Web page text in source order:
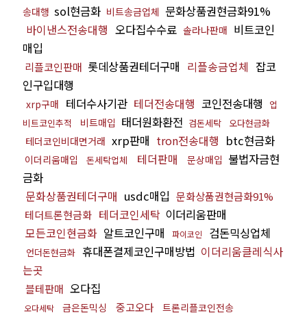
송대행 sol현금화 비트송금업체 문화상품권현금화91%
바이낸스전송대행 오다집수수료 솔라나판매 비트코인
매입
리플코인판매 롯데상품권테더구매 리플송금업체 잡코
인구입대행
xrp구매 테더수사기관 테더전송대행 코인전송대행
업
비트코인추적
비트매입 태더원화환전 검돈세탁 오다현금화
테더코인비대면거래 xrp판매 tron전송대행 btc현금화
이더리움매입 돈세탁업체 테더판매 문상매입 불법자금현
금화
문화상품권테더구매 usdc매입 문화상품권현금화91%
테더트론현금화 테더코인세탁 이더리움판매
모든코인현금화 알트코인구매 파이코인 검돈믹싱업체
언더돈현금화 휴대폰결제코인구매방법 이더리움클레식사
는곳
블테판매 오다집
오다세탁 금은돈믹싱 중고오다 트론리플코인전송